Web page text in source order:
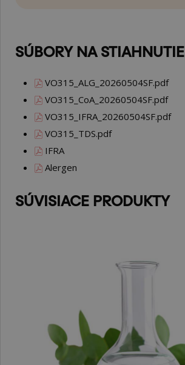
SÚBORY NA STIAHNUTIE
VO315_ALG_20260504SF.pdf
VO315_CoA_20260504SF.pdf
VO315_IFRA_20260504SF.pdf
VO315_TDS.pdf
IFRA
Alergen
SÚVISIACE PRODUKTY